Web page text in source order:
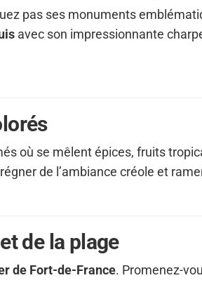
pas ses monuments
avec son impressionnante
où se mêlent épices, fruits
de l’ambiance créole et
de la plage
de Fort-de-France. Promenez-